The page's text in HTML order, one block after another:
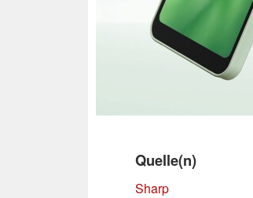
Quelle(n)
Sharp